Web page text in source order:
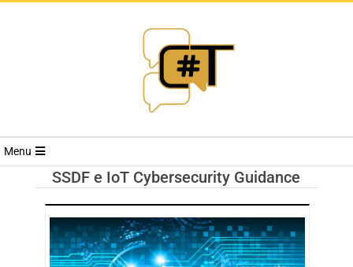
RIVISTA
TRENDS
Menu
SSDF e IoT Cybersecurity Guidance